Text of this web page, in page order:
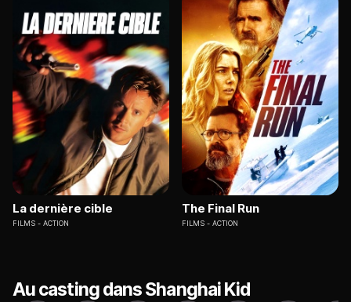
La dernière cible
FILMS ACTION
The Final Run
FILMS ACTION
Au casting dans Shanghai Kid